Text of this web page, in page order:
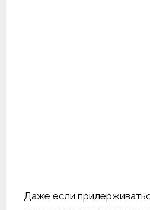
Даже если